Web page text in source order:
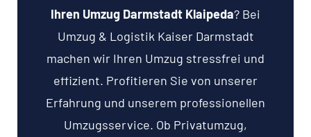
Ihren Umzug Darmstadt Klaipeda? Bei
Umzug & Logistik Kaiser Darmstadt
machen wir Ihren Umzug stressfrei und
effizient. Profitieren Sie von unserer
Erfahrung und unserem professionellen
Umzugsservice. Ob Privatumzug,